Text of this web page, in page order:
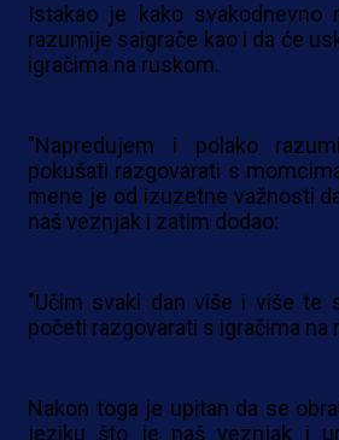
Istakao je kako svakodnevno
razumije saigrače kao i da će
igračima na ruskom.
"Napredujem i polako
pokušati razgovarati s
mene je od izuzetne važnosti
naš veznjak i zatim dodao:
"Učim svaki dan više i više te
početi razgovarati s igračima na
Nakon toga je upitan da se
jeziku što je naš veznjak i